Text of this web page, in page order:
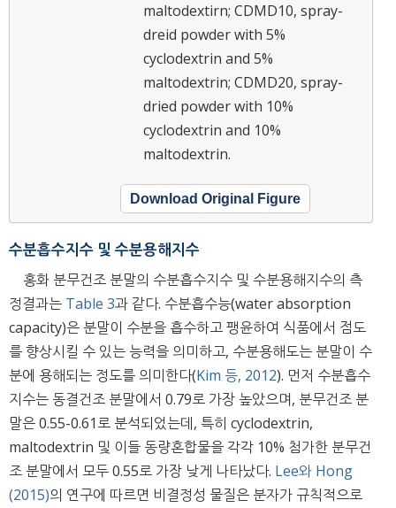
maltodextirn; CDMD10, spray-
dreid powder with 5%
cyclodextrin and 5%
maltodextrin; CDMD20, spray-
dried powder with 10%
cyclodextrin and 10%
maltodextrin.
Download Original Figure
수분흡수지수 및 수분용해지수
홍화 분무건조 분말의 수분흡수지수 및 수분용해지수의 측
정결과는 Table 3과 같다. 수분흡수능(water absorption
capacity)은 분말이 수분을 흡수하고 팽윤하여 식품에서 점도
를 향상시킬 수 있는 능력을 의미하고, 수분용해도는 분말이 수
분에 용해되는 정도를 의미한다(Kim 등, 2012). 먼저 수분흡수
지수는 동결건조 분말에서 0.79로 가장 높았으며, 분무건조 분
말은 0.55-0.61로 분석되었는데, 특히 cyclodextrin,
maltodextrin 및 이들 동량혼합물을 각각 10% 첨가한 분무건
조 분말에서 모두 0.55로 가장 낮게 나타났다. Lee와 Hong
(2015)의 연구에 따르면 비결정성 물질은 분자가 규칙적으로